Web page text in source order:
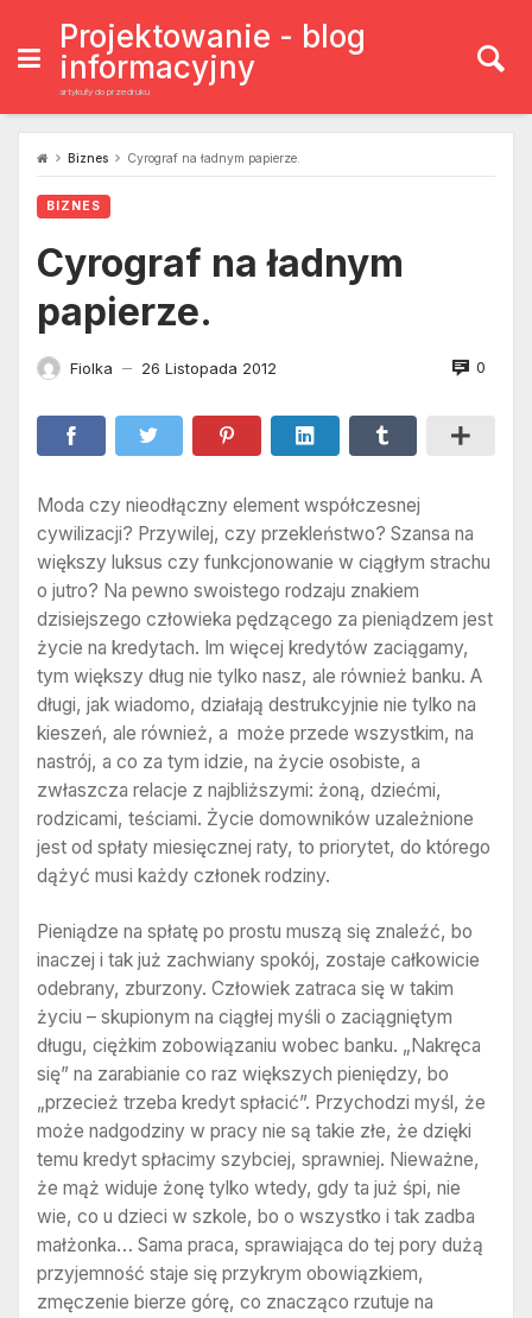
content
Projektowanie - blog
informacyjny
artykuły do przedruku
Biznes Cyrograf na ładnym papierze.
BIZNES
Cyrograf na ładnym
papierze.
Fiolka — 26 Listopada 2012 0
Moda czy nieodłączny element współczesnej
cywilizacji? Przywilej, czy przekleństwo? Szansa na
większy luksus czy funkcjonowanie w ciągłym strachu
o jutro? Na pewno swoistego rodzaju znakiem
dzisiejszego człowieka pędzącego za pieniądzem jest
życie na kredytach. Im więcej kredytów zaciągamy,
tym większy dług nie tylko nasz, ale również banku. A
długi, jak wiadomo, działają destrukcyjnie nie tylko na
kieszeń, ale również, a może przede wszystkim, na
nastrój, a co za tym idzie, na życie osobiste, a
zwłaszcza relacje z najbliższymi: żoną, dziećmi,
rodzicami, teściami. Życie domowników uzależnione
jest od spłaty miesięcznej raty, to priorytet, do którego
dążyć musi każdy członek rodziny.
Pieniądze na spłatę po prostu muszą się znaleźć, bo
inaczej i tak już zachwiany spokój, zostaje całkowicie
odebrany, zburzony. Człowiek zatraca się w takim
życiu – skupionym na ciągłej myśli o zaciągniętym
długu, ciężkim zobowiązaniu wobec banku. „Nakręca
się” na zarabianie co raz większych pieniędzy, bo
„przecież trzeba kredyt spłacić”. Przychodzi myśl, że
może nadgodziny w pracy nie są takie złe, że dzięki
temu kredyt spłacimy szybciej, sprawniej. Nieważne,
że mąż widuje żonę tylko wtedy, gdy ta już śpi, nie
wie, co u dzieci w szkole, bo o wszystko i tak zadba
małżonka… Sama praca, sprawiająca do tej pory dużą
przyjemność staje się przykrym obowiązkiem,
zmęczenie bierze górę, co znacząco rzutuje na